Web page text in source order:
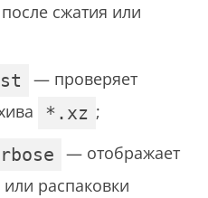
сжатия или
— проверяет
*.xz ;
— отображает
распаковки